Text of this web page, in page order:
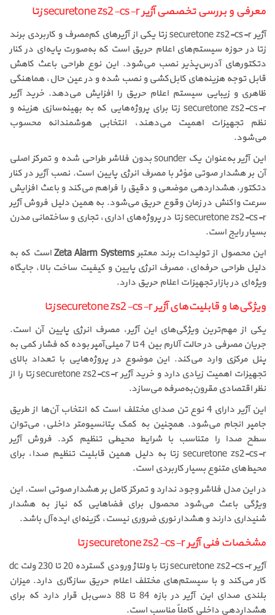
معرفی و بررسی تخصصی آژیر securetone zs2-cs-r زتا
آژیر securetone zs2-cs-r زتا یکی از آژیرهای کم‌مصرف و کاربردی برند
زتا در حوزه سیستم‌های اعلام حریق است که به‌صورت پایه‌ای در کنار
دتکتورهای آدرس‌پذیر نصب می‌شود. این نوع طراحی باعث کاهش
قابل توجه هزینه‌های کابل‌کشی و نصب شده و در عین حال، هماهنگی
ظاهری و زیبایی سیستم اعلام حریق را افزایش می‌دهد. خرید آژیر
securetone zs2-cs-r زتا برای پروژه‌هایی که به بهینه‌سازی هزینه و
نظم تجهیزات اهمیت می‌دهند، انتخابی هوشمندانه محسوب
می‌شود.
این آژیر به‌عنوان یک sounder بدون فلاشر طراحی شده و تمرکز اصلی
آن بر هشدار صوتی مؤثر با مصرف انرژی پایین است. نصب آژیر در کنار
دتکتور، هشداردهی موضعی و دقیق را فراهم می‌کند و باعث افزایش
سرعت واکنش در زمان وقوع حریق می‌شود. به همین دلیل فروش آژیر
securetone zs2-cs-r زتا در پروژه‌های اداری، تجاری و ساختمانی مدرن
بسیار رایج است.
این محصول از تولیدات برند معتبرZeta Alarm Systemsاست که به
دلیل طراحی حرفه‌ای، مصرف انرژی پایین و کیفیت ساخت بالا، جایگاه
ویژه‌ای در بازار تجهیزات اعلام حریق دارد.
ویژگی‌ها و قابلیت‌های آژیر securetone zs2-cs-r زتا
یکی از مهم‌ترین ویژگی‌های این آژیر، مصرف انرژی پایین آن است.
جریان مصرفی در حالت آلارم بین 4 تا 7 میلی‌آمپر بوده که فشار کمی به
پنل مرکزی وارد می‌کند. این موضوع در پروژه‌هایی با تعداد بالای
تجهیزات اهمیت زیادی دارد و خرید آژیر securetone zs2-cs-r زتا را از
نظر اقتصادی مقرون‌به‌صرفه می‌سازد.
این آژیر دارای 4 نوع تن صدای مختلف است که انتخاب آن‌ها از طریق
جامپر انجام می‌شود. همچنین به کمک پتانسیومتر داخلی، می‌توان
سطح صدا را متناسب با شرایط محیطی تنظیم کرد. فروش آژیر
securetone zs2-cs-r زتا به دلیل همین قابلیت تنظیم صدا، برای
محیط‌های متنوع بسیار کاربردی است.
در این مدل فلاشر وجود ندارد و تمرکز کامل بر هشدار صوتی است. این
ویژگی باعث می‌شود محصول برای فضاهایی که نیاز به هشدار
شنیداری دارند و هشدار نوری ضروری نیست، گزینه‌ای ایده‌آل باشد.
مشخصات فنی آژیر securetone zs2-cs-r زتا
آژیر securetone zs2-cs-r زتا با ولتاژ ورودی گسترده 20 تا 230 ولت dc
کار می‌کند و با سیستم‌های مختلف اعلام حریق سازگاری دارد. میزان
بلندی صدای این آژیر در بازه 84 تا 88 دسی‌بل قرار دارد که برای
هشداردهی داخلی کاملاً مناسب است.